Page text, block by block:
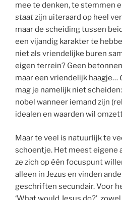
mee te denken, te stemmen
staatzijn uiteraard op heel
maar de scheiding tussen
een vijandig karakter te
niet als vriendelijke buren
eigen terrein? Geen
maar een vriendelijk haagje…
mag je namelijk niet
nobel wanneer iemand zijn
idealen en waarden wil
Maar te veel is natuurlijk te
schoentje. Het meest eigene
ze zich op één focuspunt
alleen in Jezus en vinden
geschriften secundair. Voor